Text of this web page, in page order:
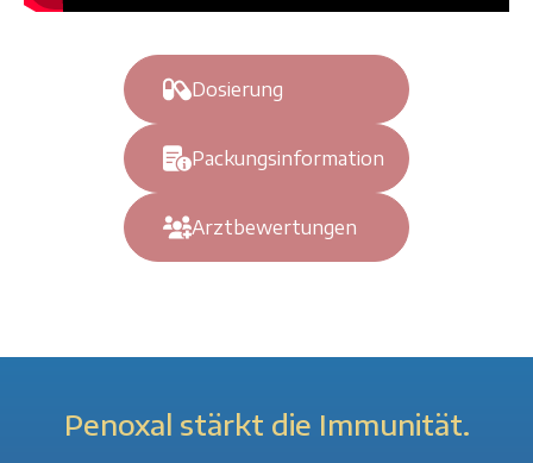
Dosierung
Packungsinformation
Arztbewertungen
Penoxal stärkt die Immunität.